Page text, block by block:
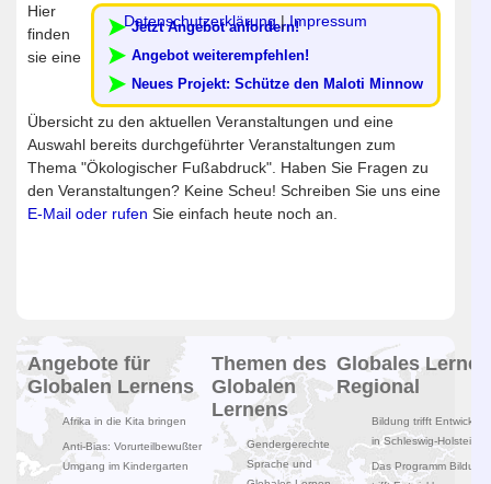
Jetzt Angebot anfordern!
Angebot weiterempfehlen!
Neues Projekt: Schütze den Maloti Minnow
Hier
finden
sie eine
Übersicht zu den aktuellen Veranstaltungen und eine
Auswahl bereits durchgeführter Veranstaltungen zum
Thema "Ökologischer Fußabdruck". Haben Sie Fragen zu
den Veranstaltungen? Keine Scheu! Schreiben Sie uns eine
E-Mail oder rufen Sie einfach heute noch an.
Angebote für
Globalen Lernens
Afrika in die Kita bringen
Anti-Bias: Vorurteilbewußter
Umgang im Kindergarten
Themen des
Globalen
Lernens
Gendergerechte
Sprache und
Globales Lernen
Regional
Bildung trifft
in Schleswig-Holstein
Das Programm Bildung
Datenschutzerklärung|Impressum